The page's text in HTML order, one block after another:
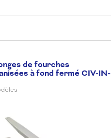
de fourches
à fond fermé CIV-IN-